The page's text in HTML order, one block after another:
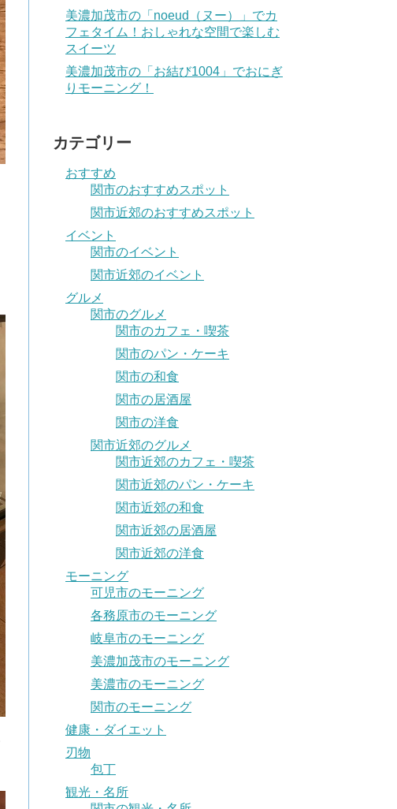
美濃加茂市の「noeud（ヌー）」でカ
フェタイム！おしゃれな空間で楽しむ
スイーツ
美濃加茂市の「お結び1004」でおにぎ
りモーニング！
カテゴリー
おすすめ
関市のおすすめスポット
関市近郊のおすすめスポット
イベント
関市のイベント
関市近郊のイベント
グルメ
関市のグルメ
関市のカフェ・喫茶
関市のパン・ケーキ
関市の和食
関市の居酒屋
関市の洋食
関市近郊のグルメ
関市近郊のカフェ・喫茶
関市近郊のパン・ケーキ
関市近郊の和食
関市近郊の居酒屋
関市近郊の洋食
モーニング
可児市のモーニング
各務原市のモーニング
岐阜市のモーニング
美濃加茂市のモーニング
美濃市のモーニング
関市のモーニング
健康・ダイエット
刃物
包丁
観光・名所